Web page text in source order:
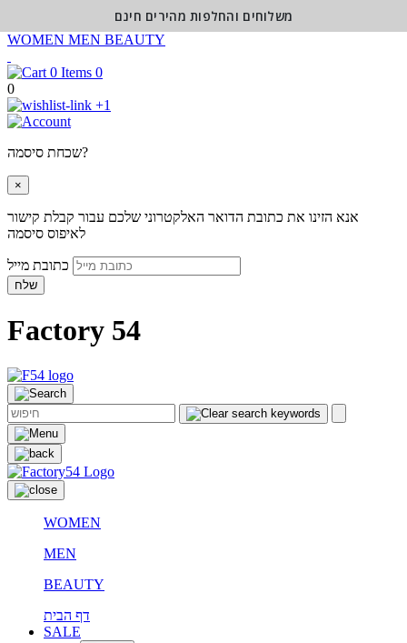
WOMEN MEN BEAUTY
0
0
+1
שכחת סיסמה?
×
אנא הזינו את כתובת הדואר האלקטרוני שלכם עבור קבלת קישור
לאיפוס סיסמה
שלח
Factory 54
WOMEN
MEN
BEAUTY
דף הבית
SALE
משלוחים והחלפות מהירים חינם